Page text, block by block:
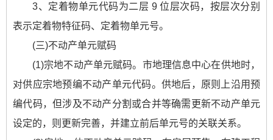
3、定着物单元代码为二层 9 位层次码，按层次分别
表示定着物特征码、定着物单元号。
(三)不动产单元赋码
(1)宗地不动产单元赋码。市地理信息中心在供地时，
对供应宗地预编不动产单元代码。供地后，原则上沿用预
编代码，但涉及不动产分割或合并等确需更新不动产单元
设定的，则更新完善，并建立前后单元号的关联关系。